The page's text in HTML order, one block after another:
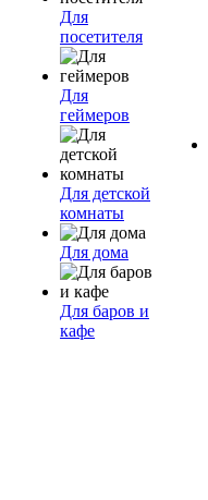
Для
посетителя
Для
геймеров
Для детской
комнаты
Для дома
Для баров и
кафе